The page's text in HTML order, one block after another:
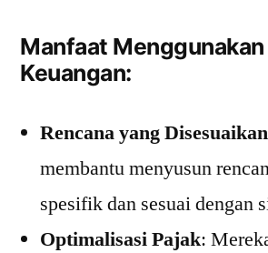
Manfaat
Keuangan:
Rencana yang Disesuaikan
membantu menyusun
spesifik dan sesuai dengan
Optimalisasi Pajak: